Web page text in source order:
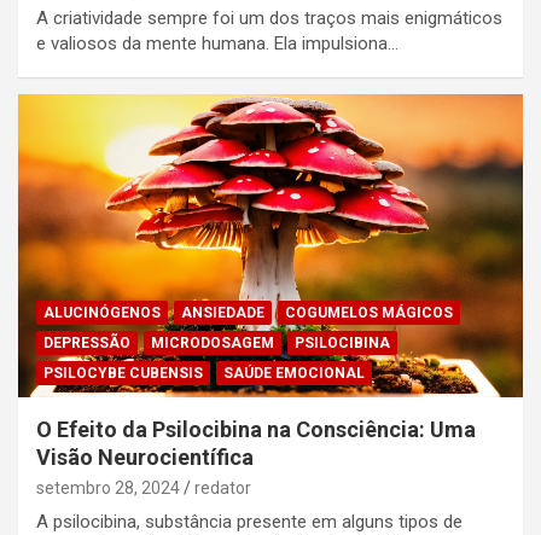
A criatividade sempre foi um dos traços mais enigmáticos
e valiosos da mente humana. Ela impulsiona…
ALUCINÓGENOS ANSIEDADE
COGUMELOS MÁGICOS
DEPRESSÃO
MICRODOSAGEM
PSILOCIBINA
PSILOCYBE CUBENSIS
SAÚDE EMOCIONAL
O Efeito da Psilocibina na Consciência: Uma
Visão Neurocientífica
setembro 28, 2024 redator
A psilocibina, substância presente em alguns tipos de